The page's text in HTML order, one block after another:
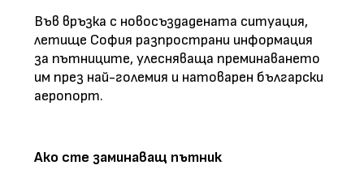
Във връзка с новосъздадената ситуация,
летище София разпространи информация
за пътниците, улесняваща преминаването
им през най-големия и натоварен български
аеропорт.
Ако сте заминаващ пътник